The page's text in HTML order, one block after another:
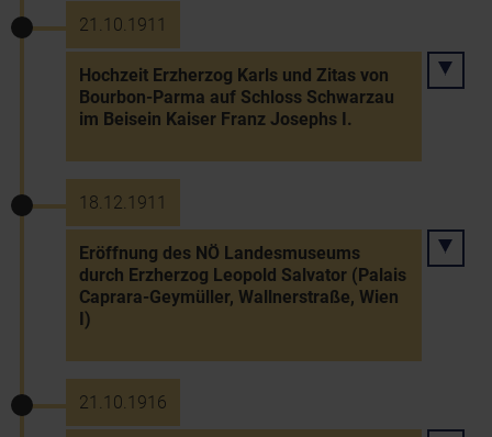
21.10.1911
Hochzeit Erzherzog Karls und Zitas von
Bourbon-Parma auf Schloss Schwarzau
im Beisein Kaiser Franz Josephs I.
18.12.1911
Eröffnung des NÖ Landesmuseums
durch Erzherzog Leopold Salvator (Palais
Caprara-Geymüller, Wallnerstraße, Wien
I)
21.10.1916